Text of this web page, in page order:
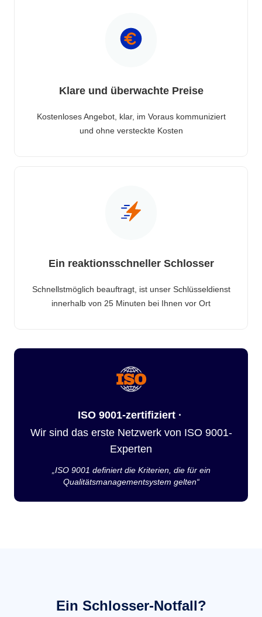
Klare und überwachte Preise
Kostenloses Angebot, klar, im Voraus kommuniziert
und ohne versteckte Kosten
Ein reaktionsschneller Schlosser
Schnellstmöglich beauftragt, ist unser Schlüsseldienst
innerhalb von 25 Minuten bei Ihnen vor Ort
ISO 9001-zertifiziert ·
Wir sind das erste Netzwerk von ISO 9001-
Experten
„ISO 9001 definiert die Kriterien, die für ein
Qualitätsmanagementsystem gelten“
Ein Schlosser-Notfall?